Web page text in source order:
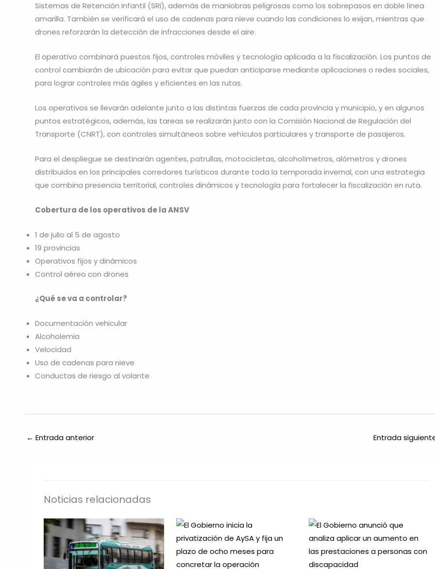
Sistemas de Retención Infantil (SRI), además de maniobras peligrosas como los sobrepasos en doble línea
amarilla. También se verificará el uso de cadenas para nieve cuando las condiciones lo exijan, mientras que
drones reforzarán la detección de infracciones desde el aire.
El operativo combinará puestos fijos, controles móviles y tecnología aplicada a la fiscalización. Los puntos de
control cambiarán de ubicación para evitar que puedan anticiparse mediante aplicaciones o redes sociales,
para lograr controles más ágiles y eficientes en las rutas.
Los operativos se llevarán adelante junto a las distintas fuerzas de cada provincia y municipio, y en algunos
puntos estratégicos, además, las tareas se realizarán junto con la Comisión Nacional de Regulación del
Transporte (CNRT), con controles simultáneos sobre vehículos particulares y transporte de pasajeros.
Para el despliegue se destinarán agentes, patrullas, motocicletas, alcoholímetros, alómetros y drones
distribuidos en los principales corredores turísticos durante toda la temporada invernal, con una estrategia
que combina presencia territorial, controles dinámicos y tecnología para fortalecer la fiscalización en ruta.
Cobertura de los operativos de la ANSV
1 de julio al 5 de agosto
19 provincias
Operativos fijos y dinámicos
Control aéreo con drones
¿Qué se va a controlar?
Documentación vehicular
Alcoholemia
Velocidad
Uso de cadenas para nieve
Conductas de riesgo al volante
← Entrada anterior Entrada
Noticias relacionadas